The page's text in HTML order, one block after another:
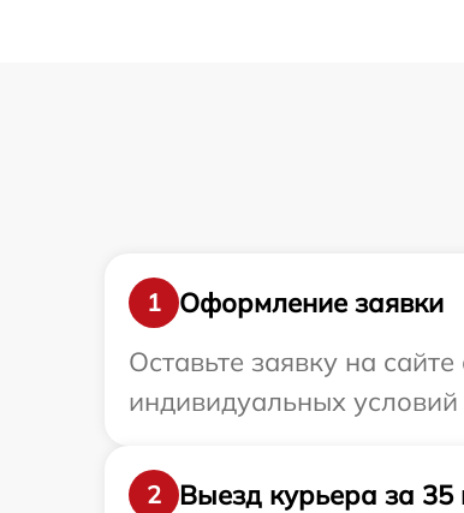
1
Оформление заявки
Оставьте заявку на
индивидуальных
2
Выезд курьера за 35